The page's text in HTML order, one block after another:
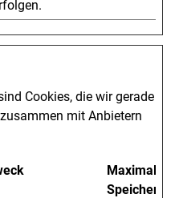
Cookies, die wir gerade
mit Anbietern
Maximale